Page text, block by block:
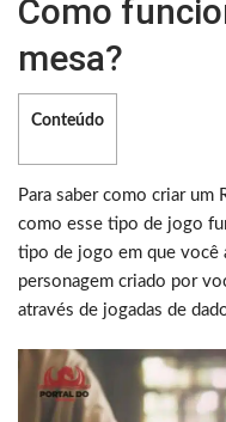
Como
mesa?
Conteúdo
Para saber como criar um
como esse tipo de jogo
tipo de jogo em que você
personagem criado por
através de jogadas de